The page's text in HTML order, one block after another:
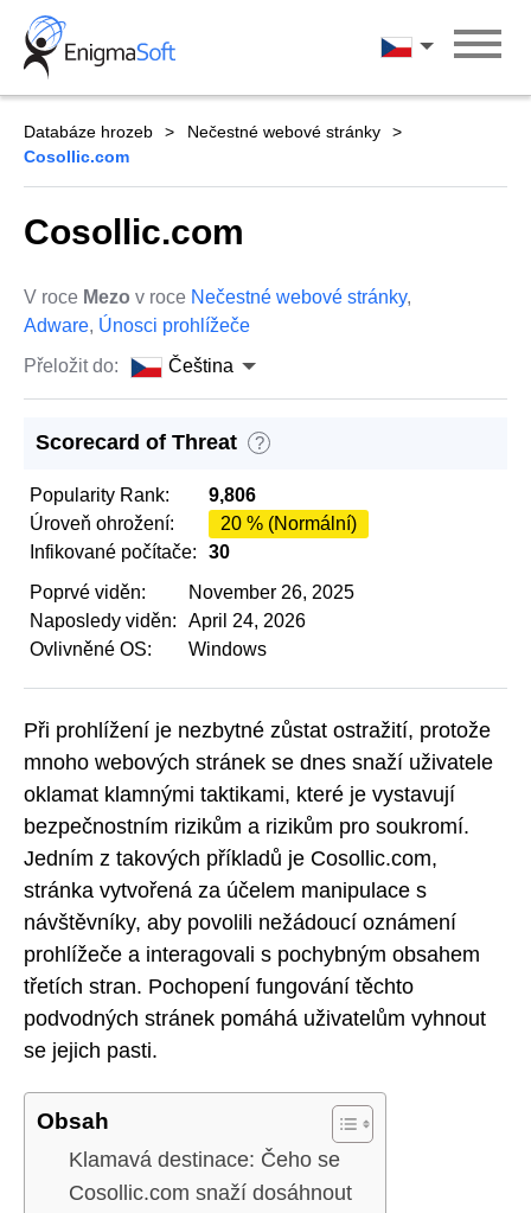
Skip
content
Čeština
Databáze hrozeb
Nečestné webové stránky
Cosollic.com
Cosollic.com
V roce Mezo v roce Nečestné webové stránky,
Adware, Únosci prohlížeče
Přeložit do:
Čeština
Scorecard of Threat ?
Popularity Rank:
9,806
Úroveň ohrožení:
20 % (Normální)
Infikované počítače:
30
Poprvé viděn:
November 26, 2025
Naposledy viděn:
April 24, 2026
Ovlivněné OS:
Windows
Při prohlížení je nezbytné zůstat ostražití, protože
mnoho webových stránek se dnes snaží uživatele
oklamat klamnými taktikami, které je vystavují
bezpečnostním rizikům a rizikům pro soukromí.
Jedním z takových příkladů je Cosollic.com,
stránka vytvořená za účelem manipulace s
návštěvníky, aby povolili nežádoucí oznámení
prohlížeče a interagovali s pochybným obsahem
třetích stran. Pochopení fungování těchto
podvodných stránek pomáhá uživatelům vyhnout
se jejich pasti.
Obsah
Klamavá destinace: Čeho se
Cosollic.com snaží dosáhnout